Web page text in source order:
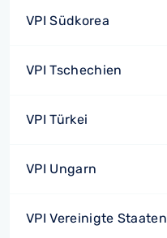
VPI Südkorea
VPI Tschechien
VPI Türkei
VPI Ungarn
VPI Vereinigte Staaten